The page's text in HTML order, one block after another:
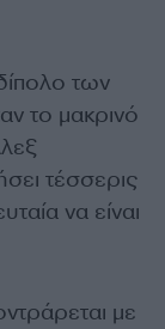
των
το μακρινό
τέσσερις
να είναι
με